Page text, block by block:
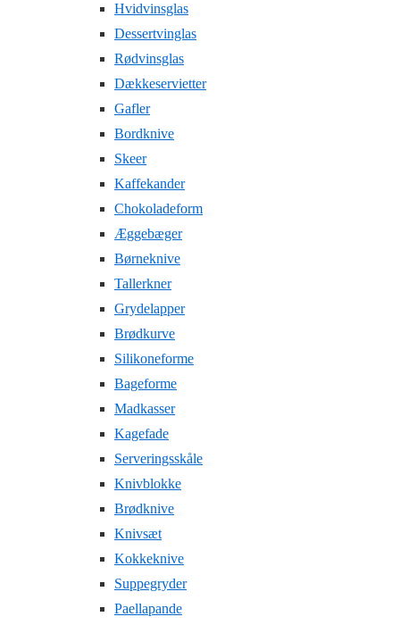
Hvidvinsglas
Dessertvinglas
Rødvinsglas
Dækkeservietter
Gafler
Bordknive
Skeer
Kaffekander
Chokoladeform
Æggebæger
Børneknive
Tallerkner
Grydelapper
Brødkurve
Silikoneforme
Bageforme
Madkasser
Kagefade
Serveringsskåle
Knivblokke
Brødknive
Knivsæt
Kokkeknive
Suppegryder
Paellapande